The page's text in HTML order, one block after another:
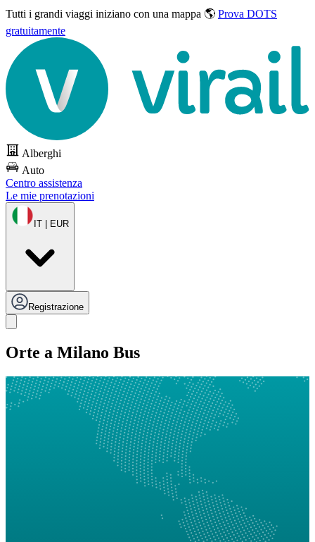
Tutti i grandi viaggi iniziano con una mappa 🌎 Prova DOTS
gratuitamente
Alberghi
Auto
Centro assistenza
Le mie prenotazioni
IT | EUR
Registrazione
Orte a Milano Bus